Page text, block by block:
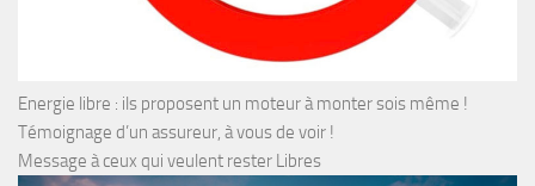
Energie libre : ils proposent un moteur à monter sois même !
Témoignage d’un assureur, à vous de voir !
Message à ceux qui veulent rester Libres